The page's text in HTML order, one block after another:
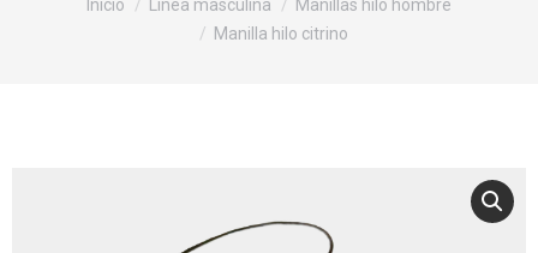
Inicio Linea masculina
Manillas hilo hombre
Manilla hilo citrino